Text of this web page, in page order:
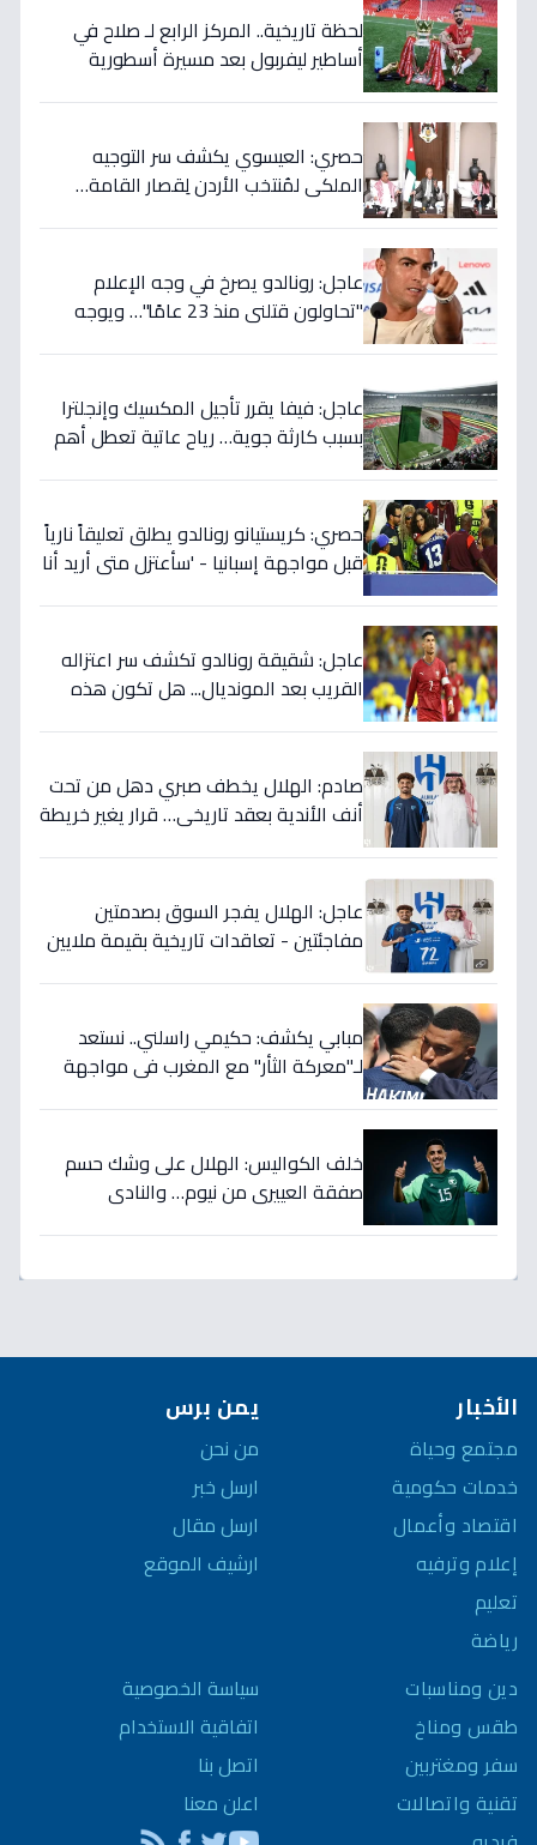
لحظة تاريخية.. المركز الرابع لـ صلاح في
أساطير ليفربول بعد مسيرة أسطورية
حصري: العيسوي يكشف سر التوجيه
الملكي لمُنتخب الأردن لِقصار القامة…
عاجل: رونالدو يصرخ في وجه الإعلام
"تحاولون قتلني منذ 23 عامًا"… ويوجه
عاجل: فيفا يقرر تأجيل المكسيك وإنجلترا
بسبب كارثة جوية… رياح عاتية تعطل أهم
حصري: كريستيانو رونالدو يطلق تعليقاً نارياً
قبل مواجهة إسبانيا - 'سأعتزل متى أريد أنا
عاجل: شقيقة رونالدو تكشف سر اعتزاله
القريب بعد المونديال... هل تكون هذه
صادم: الهلال يخطف صبري دهل من تحت
أنف الأندية بعقد تاريخي… قرار يغير خريطة
عاجل: الهلال يفجر السوق بصدمتين
مفاجئتين - تعاقدات تاريخية بقيمة ملايين
مبابي يكشف: حكيمي راسلني.. نستعد
لـ"معركة الثأر" مع المغرب في مواجهة
خلف الكواليس: الهلال على وشك حسم
صفقة العييري من نيوم… والنادي
الأخبار
مجتمع وحياة
خدمات حكومية
اقتصاد وأعمال
إعلام وترفيه
تعليم
رياضة
دين ومناسبات
طقس ومناخ
سفر ومغتربين
تقنية واتصالات
يمن برس
من نحن
ارسل خبر
ارسل مقال
ارشيف الموقع
سياسة الخصوصية
اتفاقية الاستخدام
اتصل بنا
اعلن معنا